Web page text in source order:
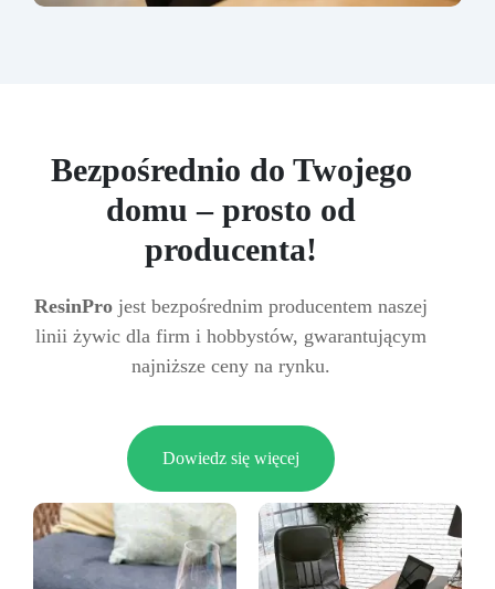
Bezpośrednio do Twojego
domu – prosto od
producenta!
ResinPro jest bezpośrednim producentem naszej
linii żywic dla firm i hobbystów, gwarantującym
najniższe ceny na rynku.
Dowiedz się więcej